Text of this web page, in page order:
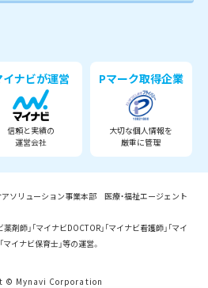
イナビが運営
信頼と実績の
運営会社
Pマーク取得企業
大切な個人情報を
厳重に管理
ソリューション事業本部 医療・福祉エージェント
剤師」「マイナビDOCTOR」「マイナビ看護師」「マイ
マイナビ保育士」等の運営。
© Mynavi Corporation